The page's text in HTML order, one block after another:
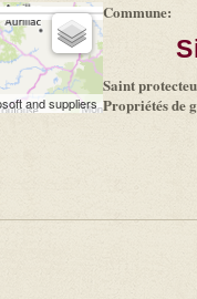
and suppliers
Commune:
Saint
Propriétés de